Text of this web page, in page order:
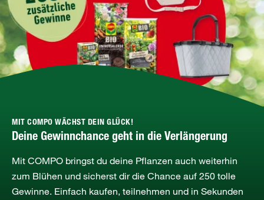
MIT COMPO WÄCHST DEIN GLÜCK!
Deine Gewinnchance geht in die Verlängerung
Mit COMPO bringst du deine Pflanzen auch weiterhin
zum Blühen und sicherst dir die Chance auf 250 tolle
Gewinne. Einfach kaufen, teilnehmen und in Sekunden